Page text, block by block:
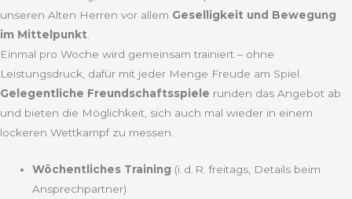
unseren Alten Herren vor allem Geselligkeit und Bewegung
im Mittelpunkt
Einmal pro Woche wird gemeinsam trainiert – ohne
Leistungsdruck, dafür mit jeder Menge Freude am Spiel.
Gelegentliche Freundschaftsspiele runden das Angebot ab
und bieten die Möglichkeit, sich auch mal wieder in einem
lockeren Wettkampf zu messen.
Wöchentliches Training (i. d. R. freitags, Details beim
Ansprechpartner)